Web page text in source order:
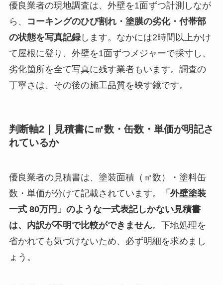
優良業者の現地調査は、外壁を1面ずつ計測しなが
ら、
コーキングのひび割れ・塗膜の劣化・付帯部
の状態を写真記録します。なかには2時間以上かけ
て屋根に登り、外壁を1面ずつメジャーで採寸し、
劣化箇所を全て写真に残す業者もいます。調査の
丁寧さは、その後の施工品質を映す鏡です。
判断軸2｜見積書に㎡数・缶数・単価が明記さ
れているか
優良業者の見積書は、塗装面積（㎡数）・塗料缶
数・単価が分けて記載されています。
「外壁塗装
一式 80万円」のような一式表記しかない見積書
は、内訳が不明で比較ができません。下地処理を
省かれても気づけないため、必ず明細を求めまし
ょう。